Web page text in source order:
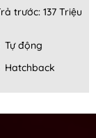
trước: 137 Triệu
Tự động
Hatchback